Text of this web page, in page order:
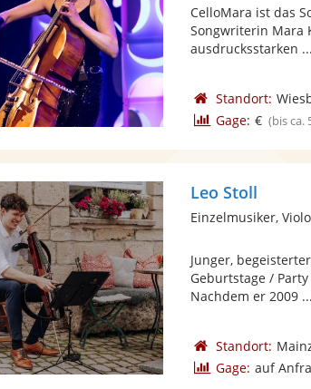
CelloMara ist das
Songwriterin Mara
ausdrucksstarken
Standort:
Gage: € (bis ca.
Leo Stoll
Einzelmusiker,
Junger,
Geburtstage /
Nachdem er 2009
Standort:
Gage: auf